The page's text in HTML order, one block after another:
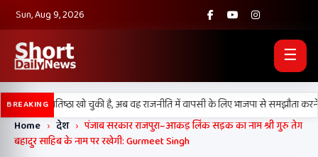
Sun, Aug 9, 2026
☰
BREAKING
अपनी प्रतिष्ठा खो चुकी है, अब वह राजनीति में वापसी के लिए भाजपा से समझौता करने
Home › देश › पंजाब सरकार राजपुरा–आकड़ लिंक सड़क का नाम श्री गुरु तेग
बहादुर साहिब के नाम पर रखेगी: Gurmeet Singh